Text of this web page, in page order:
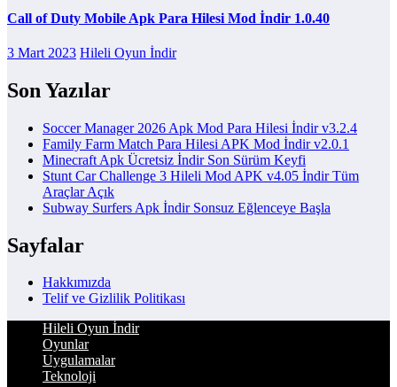
Call of Duty Mobile Apk Para Hilesi Mod İndir 1.0.40
3 Mart 2023 Hileli Oyun İndir
Son Yazılar
Soccer Manager 2026 Apk Mod Para Hilesi İndir v3.2.4
Family Farm Match Para Hilesi APK Mod İndir v2.0.1
Minecraft Apk Ücretsiz İndir Son Sürüm Keyfi
Stunt Car Challenge 3 Hileli Mod APK v4.05 İndir Tüm
Araçlar Açık
Subway Surfers Apk İndir Sonsuz Eğlenceye Başla
Sayfalar
Hakkımızda
Telif ve Gizlilik Politikası
Hileli Oyun İndir
Oyunlar
Uygulamalar
Teknoloji